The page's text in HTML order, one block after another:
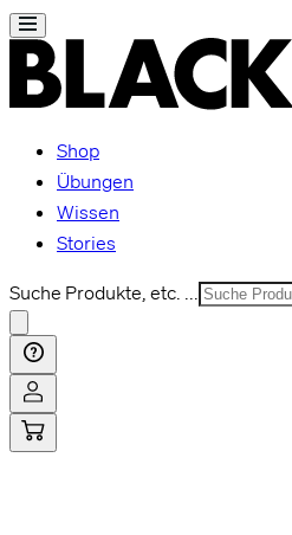
Shop
Übungen
Wissen
Stories
Suche Produkte, etc. ...